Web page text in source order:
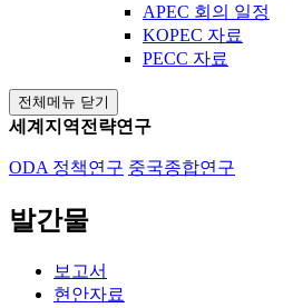
APEC 회의 일정
KOPEC 자료
PECC 자료
전체메뉴 닫기
세계지역전략연구
ODA 정책연구 중국종합연구
발간물
보고서
현안자료